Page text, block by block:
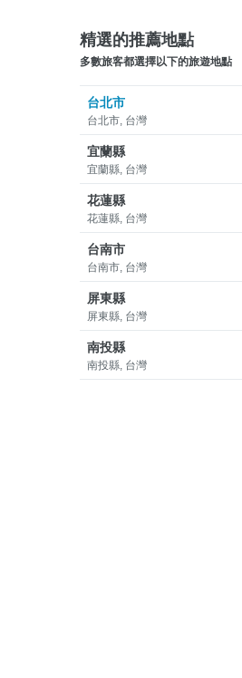
精選的推薦地點
多數旅客都選擇以下的旅遊地點
台北市
台北市, 台灣
宜蘭縣
宜蘭縣, 台灣
花蓮縣
花蓮縣, 台灣
台南市
台南市, 台灣
屏東縣
屏東縣, 台灣
南投縣
南投縣, 台灣